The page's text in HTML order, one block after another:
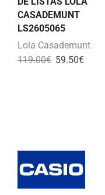
CASADEMUNT
LS2605065
Lola Casademunt
119.00€ 59.50€